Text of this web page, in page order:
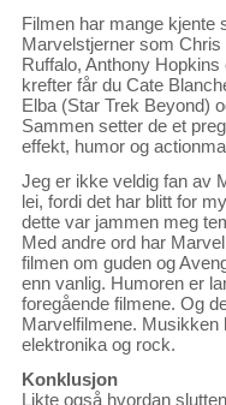
Filmen har mange kjente
Marvelstjerner som
Ruffalo, Anthony
krefter får du Cate
Elba (Star Trek Beyond)
Sammen setter de et
effekt, humor og
Jeg er ikke veldig fan av
lei, fordi det har blitt for
dette var jammen meg
Med andre ord har
filmen om guden og
enn vanlig. Humoren er
foregående filmene. Og
Marvelfilmene. Musikken
elektronika og rock.
Konklusjon
Likte også hvordan